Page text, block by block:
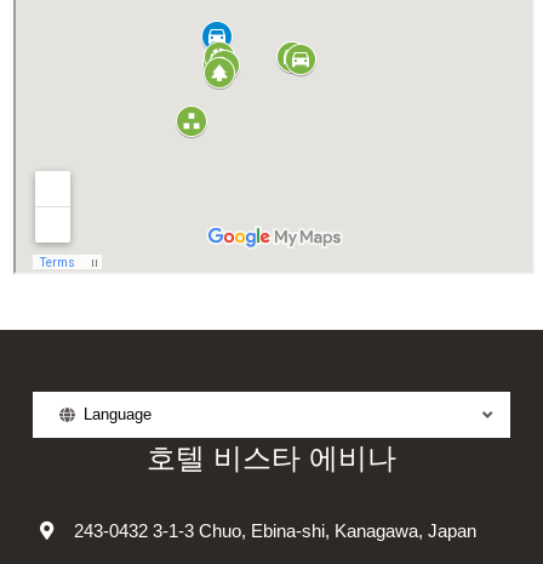
Language
호텔 비스타 에비나
243-0432 3-1-3 Chuo, Ebina-shi, Kanagawa, Japan